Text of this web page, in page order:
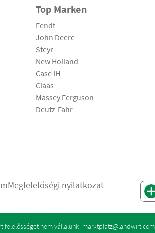
Top Marken
Fendt
John Deere
Steyr
New Holland
Case IH
Claas
Massey Ferguson
Deutz-Fahr
Megfelelőségi nyilatkozat
felelősséget nem vállalunk. marktplatz@landwirt.com